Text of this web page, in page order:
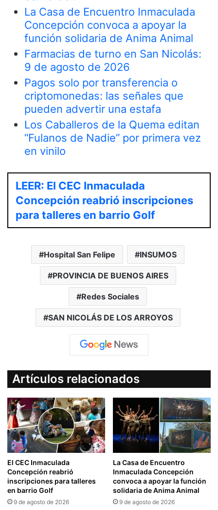
La Casa de Encuentro Inmaculada
Concepción convoca a apoyar la
función solidaria de Anima Animal
Farmacias de turno en San Nicolás:
9 de agosto de 2026
Pagos solo por transferencia o
criptomonedas: las señales que
pueden advertir una estafa
Los Caballeros de la Quema editan
“Fulanos de Nadie” por primera vez
en vinilo
LEER: El CEC Inmaculada
Concepción reabrió inscripciones
para talleres en barrio Golf
Hospital San Felipe INSUMOS
PROVINCIA DE BUENOS AIRES
Redes Sociales
SAN NICOLÁS DE LOS ARROYOS
Artículos relacionados
El CEC Inmaculada
Concepción reabrió
inscripciones para talleres
en barrio Golf
9 de agosto de 2026
La Casa de Encuentro
Inmaculada Concepción
convoca a apoyar la función
solidaria de Anima Animal
9 de agosto de 2026